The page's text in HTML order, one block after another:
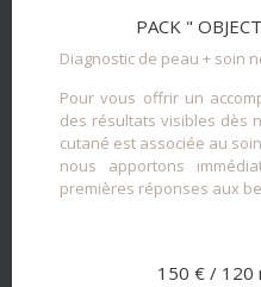
PACK "
Diagnostic de peau + soin
Pour vous offrir un
des résultats visibles dès
cutané est associée au
nous apportons
premières réponses aux
150 € / 120